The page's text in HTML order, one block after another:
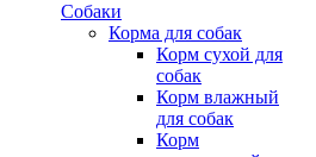
Собаки
Корма для собак
Корм сухой для
собак
Корм влажный
для собак
Корм